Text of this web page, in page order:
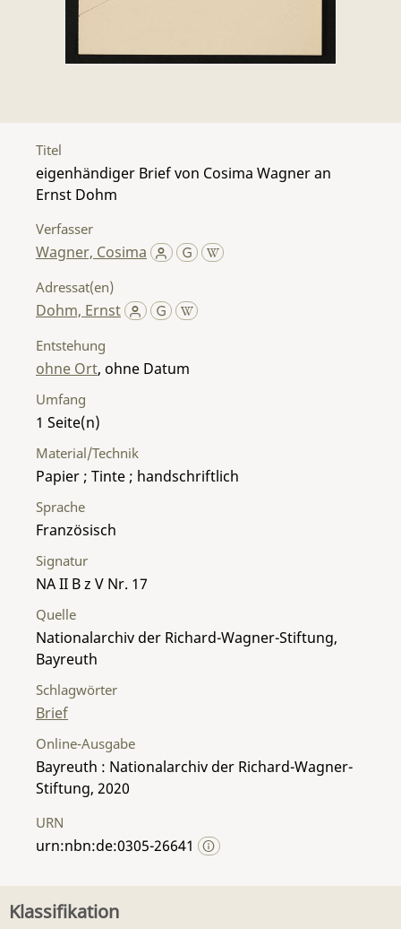
Titel
eigenhändiger Brief von Cosima Wagner an
Ernst Dohm
Verfasser
Wagner, Cosima
Adressat(en)
Dohm, Ernst
Entstehung
ohne Ort, ohne Datum
Umfang
1
Material/Technik
Papier ; Tinte ; handschriftlich
Sprache
Französisch
Signatur
NA II B z V Nr. 17
Quelle
Nationalarchiv der Richard-Wagner-Stiftung,
Bayreuth
Schlagwörter
Brief
Online-Ausgabe
Bayreuth : Nationalarchiv der Richard-Wagner-
Stiftung, 2020
URN
urn:nbn:de:0305-26641
Klassifikation